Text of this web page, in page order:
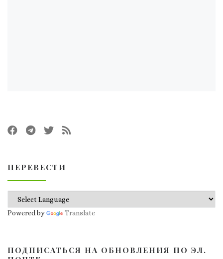
ПЕРЕВЕСТИ
Powered by Translate
ПОДПИСАТЬСЯ НА ОБНОВЛЕНИЯ ПО ЭЛ.